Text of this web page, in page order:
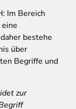
Im Bereich
bestehe
über
Begriffe und
zur